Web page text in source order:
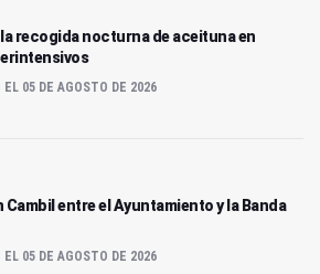
recogida nocturna de aceituna en
EL 05 DE AGOSTO DE 2026
entre el Ayuntamiento y la Banda
EL 05 DE AGOSTO DE 2026